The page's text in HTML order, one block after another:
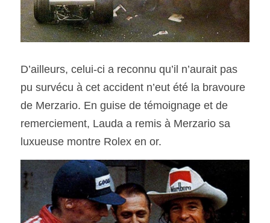
D’ailleurs, celui-ci a reconnu qu’il n’aurait pas
pu survécu à cet accident n’eut été la bravoure
de Merzario. En guise de témoignage et de
remerciement, Lauda a remis à Merzario sa
luxueuse montre Rolex en or.